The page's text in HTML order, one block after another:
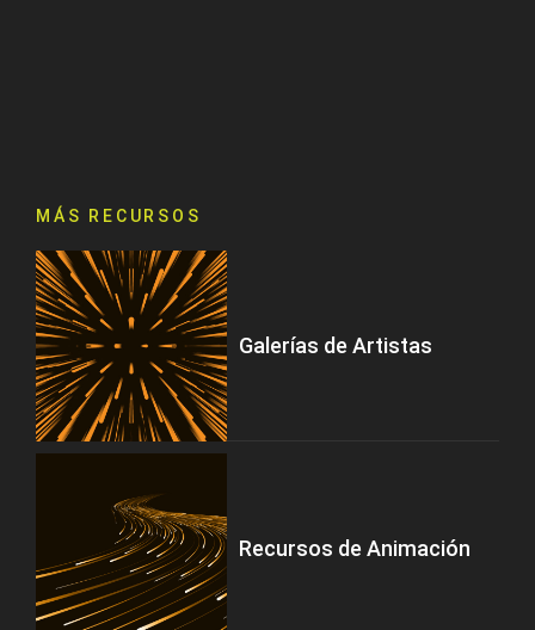
MÁS RECURSOS
Galerías de Artistas
Recursos de Animación